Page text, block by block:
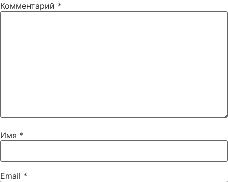
Комментарий *
Имя *
Email *